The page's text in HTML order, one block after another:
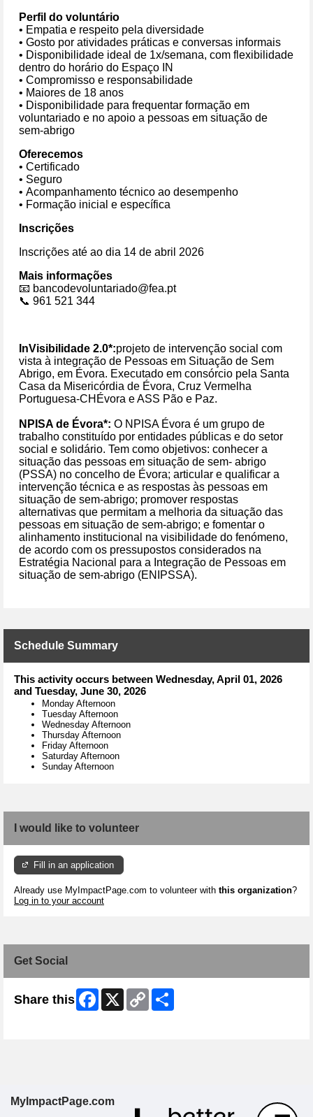
Perfil do voluntário
• Empatia e respeito pela diversidade
• Gosto por atividades práticas e conversas informais
• Disponibilidade ideal de 1x/semana, com flexibilidade
dentro do horário do Espaço IN
• Compromisso e responsabilidade
• Maiores de 18 anos
• Disponibilidade para frequentar formação em
voluntariado e no apoio a pessoas em situação de
sem-abrigo
Oferecemos
• Certificado
• Seguro
• Acompanhamento técnico ao desempenho
• Formação inicial e específica
Inscrições
Inscrições até ao dia 14 de abril 2026
Mais informações
📧 bancodevoluntariado@fea.pt
📞 961 521 344
InVisibilidade 2.0*:projeto de intervenção social com
vista à integração de Pessoas em Situação de Sem
Abrigo, em Évora. Executado em consórcio pela Santa
Casa da Misericórdia de Évora, Cruz Vermelha
Portuguesa-CHÉvora e ASS Pão e Paz.
NPISA de Évora*: O NPISA Évora é um grupo de
trabalho constituído por entidades públicas e do setor
social e solidário. Tem como objetivos: conhecer a
situação das pessoas em situação de sem- abrigo
(PSSA) no concelho de Évora; articular e qualificar a
intervenção técnica e as respostas às pessoas em
situação de sem-abrigo; promover respostas
alternativas que permitam a melhoria da situação das
pessoas em situação de sem-abrigo; e fomentar o
alinhamento institucional na visibilidade do fenómeno,
de acordo com os pressupostos considerados na
Estratégia Nacional para a Integração de Pessoas em
situação de sem-abrigo (ENIPSSA).
Schedule Summary
This activity occurs between Wednesday, April 01, 2026
and Tuesday, June 30, 2026
Monday Afternoon
Tuesday Afternoon
Wednesday Afternoon
Thursday Afternoon
Friday Afternoon
Saturday Afternoon
Sunday Afternoon
I would like to volunteer
Fill in an application
Already use MyImpactPage.com to volunteer with this organization?
Log in to your account
Get Social
Share this Facebook
X
Copy
Link
MyImpactPage.com